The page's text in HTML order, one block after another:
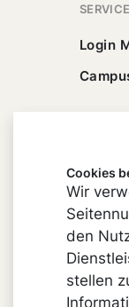
SERVICE
Login
Cookies
Wir
den
stellen